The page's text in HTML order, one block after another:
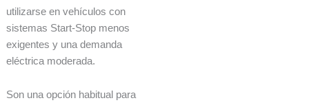
utilizarse en vehículos con
sistemas Start-Stop menos
exigentes y una demanda
eléctrica moderada.
Son una opción habitual para